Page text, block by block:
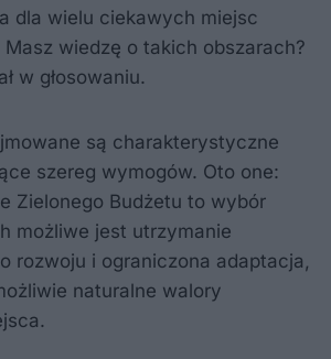
dla wielu ciekawych miejsc
wiedzę o takich obszarach?
w głosowaniu.
są charakterystyczne
szereg wymogów. Oto one:
Zielonego Budżetu to wybór
możliwe jest utrzymanie
rozwoju i ograniczona adaptacja,
naturalne walory